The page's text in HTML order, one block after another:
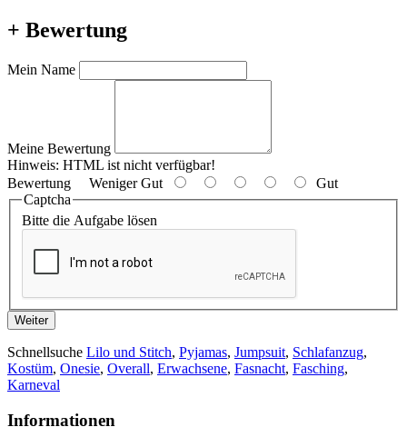
+ Bewertung
Mein Name
Meine Bewertung
Hinweis: HTML ist nicht verfügbar!
Bewertung Weniger Gut
Gut
Captcha
Bitte die Aufgabe lösen
Weiter
Schnellsuche Lilo und Stitch, Pyjamas, Jumpsuit, Schlafanzug,
Kostüm, Onesie, Overall, Erwachsene, Fasnacht, Fasching,
Karneval
Informationen